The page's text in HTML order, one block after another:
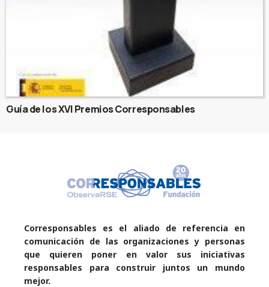
Guía de los XVI Premios Corresponsables
Corresponsables es el aliado de referencia en
comunicación de las organizaciones y personas
que quieren poner en valor sus iniciativas
responsables para construir juntos un mundo
mejor.